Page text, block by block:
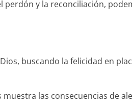
y la reconciliación,
buscando la felicidad en
las consecuencias de